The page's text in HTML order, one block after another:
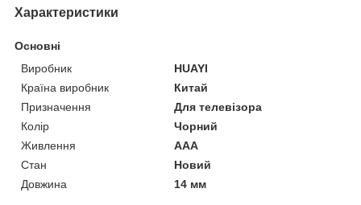
Характеристики
Основні
Виробник
HUAYI
Країна виробник
Китай
Призначення
Для телевізора
Колір
Чорний
Живлення
AAA
Стан
Новий
Довжина
14 мм